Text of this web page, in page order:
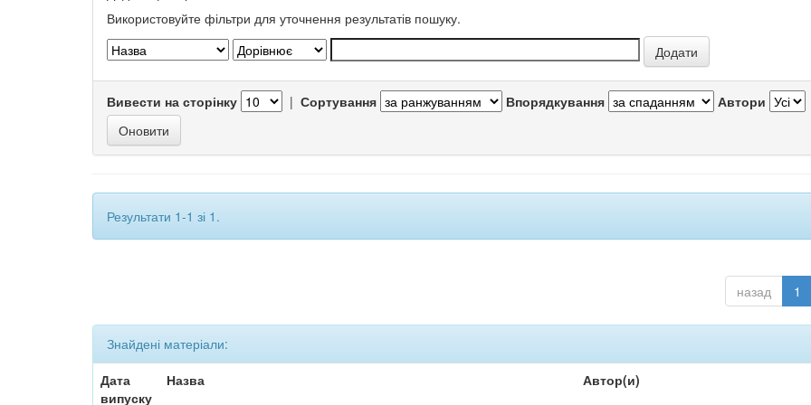
Використовуйте фільтри для уточнення результатів пошуку.
Вивести на сторінку | Сортування Впорядкування Автори
Результати 1-1 зі 1.
назад 1
Знайдені матеріали:
Дата
випуску
Назва Автор(и)